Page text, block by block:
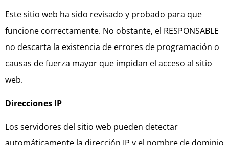
Este sitio web ha sido revisado y probado para que
funcione correctamente. No obstante, el RESPONSABLE
no descarta la existencia de errores de programación o
causas de fuerza mayor que impidan el acceso al sitio
web.
Direcciones IP
Los servidores del sitio web pueden detectar